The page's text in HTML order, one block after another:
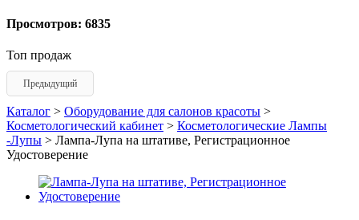
Просмотров: 6835
Топ продаж
Предыдущий
Каталог > Оборудование для салонов красоты >
Косметологический кабинет > Косметологические Лампы
-Лупы > Лампа-Лупа на штативе, Регистрационное
Удостоверение